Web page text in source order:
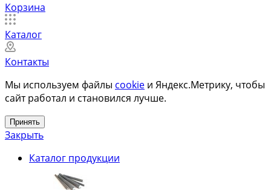
Корзина
Каталог
Контакты
Мы используем файлы cookie и Яндекс.Метрику, чтобы
сайт работал и становился лучше.
Принять
Закрыть
Каталог продукции